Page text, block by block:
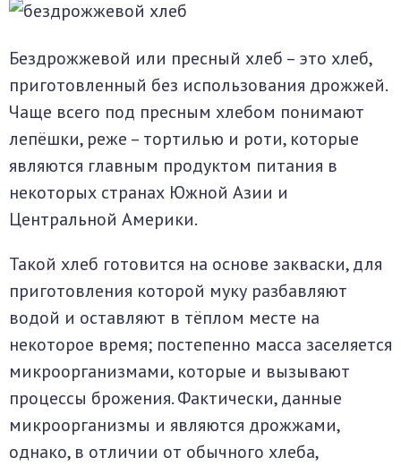
Бездрожжевой или пресный хлеб – это хлеб,
приготовленный без использования дрожжей.
Чаще всего под пресным хлебом понимают
лепёшки, реже – тортилью и роти, которые
являются главным продуктом питания в
некоторых странах Южной Азии и
Центральной Америки.
Такой хлеб готовится на основе закваски, для
приготовления которой муку разбавляют
водой и оставляют в тёплом месте на
некоторое время; постепенно масса заселяется
микроорганизмами, которые и вызывают
процессы брожения. Фактически, данные
микроорганизмы и являются дрожжами,
однако, в отличии от обычного хлеба,